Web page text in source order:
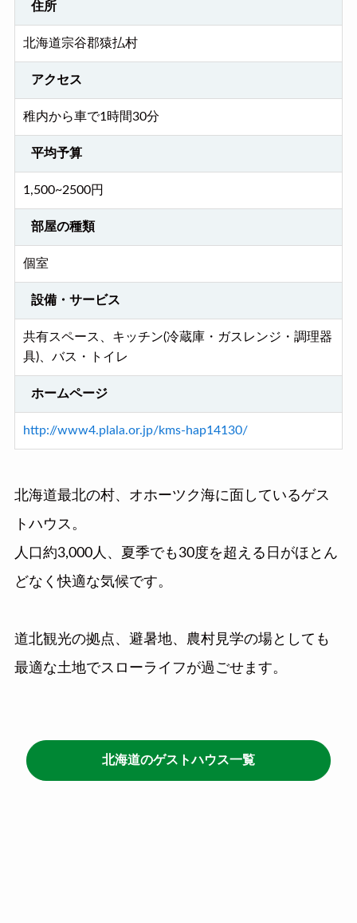
住所
北海道宗谷郡猿払村
アクセス
稚内から車で1時間30分
平均予算
1,500~2500円
部屋の種類
個室
設備・サービス
共有スペース、キッチン(冷蔵庫・ガスレンジ・調理器
具)、バス・トイレ
ホームページ
http://www4.plala.or.jp/kms-hap14130/
北海道最北の村、オホーツク海に面しているゲス
トハウス。
人口約3,000人、夏季でも30度を超える日がほとん
どなく快適な気候です。
道北観光の拠点、避暑地、農村見学の場としても
最適な土地でスローライフが過ごせます。
北海道のゲストハウス一覧